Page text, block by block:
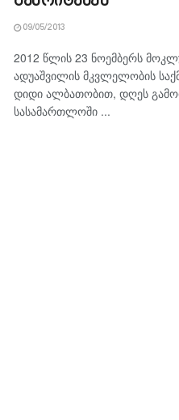
09/05/2013
2012 წლის 23 ნოემბერს
ადუაშვილის მკვლელობის
დიდი ალბათობით, დღეს
სასამართლოში ...